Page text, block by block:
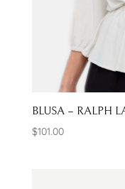
BLUSA – RALPH
$101.00